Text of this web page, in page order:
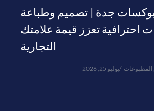
جدة | تصميم وطباعة
احترافية تعزز قيمة علامتك
التجارية
المطبوعات يوليو 25, 2026